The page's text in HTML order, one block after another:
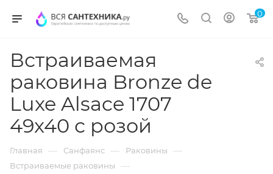
0
Встраиваемая
раковина Bronze de
Luxe Alsace 1707
49x40 с розой
Главная — Санфаянс — Раковины —
Встраиваемые раковины —